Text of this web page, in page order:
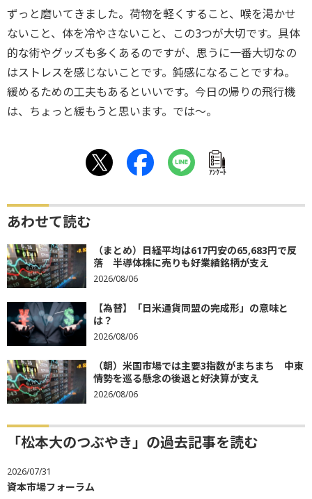
ずっと磨いてきました。荷物を軽くすること、喉を渇かせ
ないこと、体を冷やさないこと、この3つが大切です。具体
的な術やグッズも多くあるのですが、思うに一番大切なの
はストレスを感じないことです。鈍感になることですね。
緩めるための工夫もあるといいです。今日の帰りの飛行機
は、ちょっと緩もうと思います。では～。
ｱﾝｹｰﾄ
あわせて読む
（まとめ）日経平均は617円安の65,683円で反
落 半導体株に売りも好業績銘柄が支え
2026/08/06
【為替】「日米通貨同盟の完成形」の意味と
は？
2026/08/06
（朝）米国市場では主要3指数がまちまち 中東
情勢を巡る懸念の後退と好決算が支え
2026/08/06
「松本大のつぶやき」の過去記事を読む
2026/07/31
資本市場フォーラム